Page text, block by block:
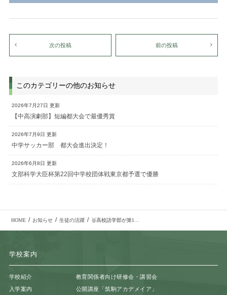
次の投稿 前の投稿
このカテゴリーの他のお知らせ
2026年7月27日 更新
【中高演劇部】短編都大会で最優秀賞
2026年7月9日 更新
中学サッカー部 都大会進出決定！
2026年6月8日 更新
文部科学大臣杯第22回中学校団体戦東京都予選で優勝
HOME / お知らせ / 生徒の活躍 /
学校案内
学校紹介
入学案内
教育関係者向け研修会・講習会
公開講座「筑駒アカデメイア」